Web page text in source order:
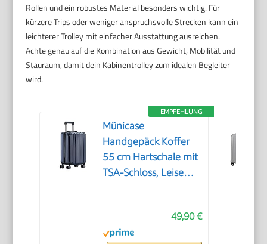
Rollen und ein robustes Material besonders wichtig. Für
kürzere Trips oder weniger anspruchsvolle Strecken kann ein
leichterer Trolley mit einfacher Ausstattung ausreichen.
Achte genau auf die Kombination aus Gewicht, Mobilität und
Stauraum, damit dein Kabinentrolley zum idealen Begleiter
wird.
EMPFEHLUNG
Münicase
Handgepäck Koffer
55 cm Hartschale mit
TSA-Schloss, Leise
Airlines,Dunkelblau
49,90 €